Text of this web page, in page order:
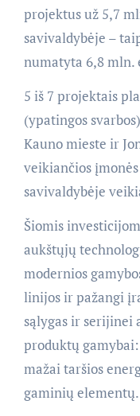
projektus už 5,7
savivaldybėje –
numatyta 6,8 mln.
5 iš 7 projektais
(ypatingos
Kauno mieste ir
veikiančios
savivaldybėje
Šiomis
aukštųjų
modernios
linijos ir pažangi
sąlygas ir serijinei
produktų
mažai taršios
gaminių elementų.